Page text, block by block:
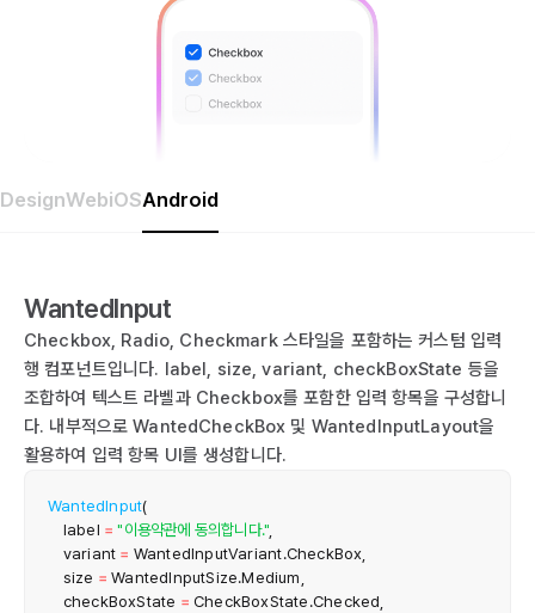
DesignWebiOSAndroid
WantedInput
Checkbox, Radio, Checkmark 스타일을 포함하는 커스텀 입력
행 컴포넌트입니다. label, size, variant, checkBoxState 등을
조합하여 텍스트 라벨과 Checkbox를 포함한 입력 항목을 구성합니
다. 내부적으로 WantedCheckBox 및 WantedInputLayout을
활용하여 입력 항목 UI를 생성합니다.
WantedInput(
    label
= "이용약관에 동의합니다."
    variant
= WantedInputVariant.CheckBox
    size
= WantedInputSize.Medium
    checkBoxState
= CheckBoxState.Checked